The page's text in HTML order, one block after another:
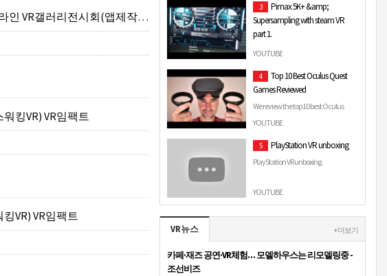
제작,VR컨텐츠제작) (언택트 ONLINE VR GALLERY)
킹VR) VR임팩트
VR) VR임팩트
https://streamlabs.com/rafalmal
https://forum.gildia.org/viewtopic.php?
f=59&t=1986 ZADANIA: CHEVY 1 …
3
Pimax 5K+ &amp;
Supersampling with steam VR
part 1.
This video is to show you that if you do
resolution into the .txt file in the steam
folde…
YOUTUBE
4
Top 10 Best Oculus Quest
Games Reviewed
We review the top 10 best Oculus
Quest VR games that you can
including our favourite action, p…
YOUTUBE
5 PlayStation VR unboxing
PlayStation VR unboxing.
YOUTUBE
VR뉴스 + 더보기
카페·재즈 공연·VR체험… 모델하우스는 리모델링중 -
조선비즈